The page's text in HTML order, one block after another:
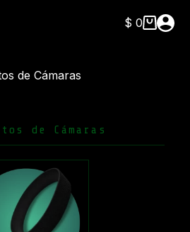
Carro
$ 0
de Cámaras
de Cámaras